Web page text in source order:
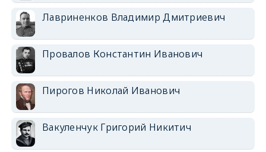
Лавриненков Владимир Дмитриевич
Провалов Константин Иванович
Пирогов Николай Иванович
Вакуленчук Григорий Никитич